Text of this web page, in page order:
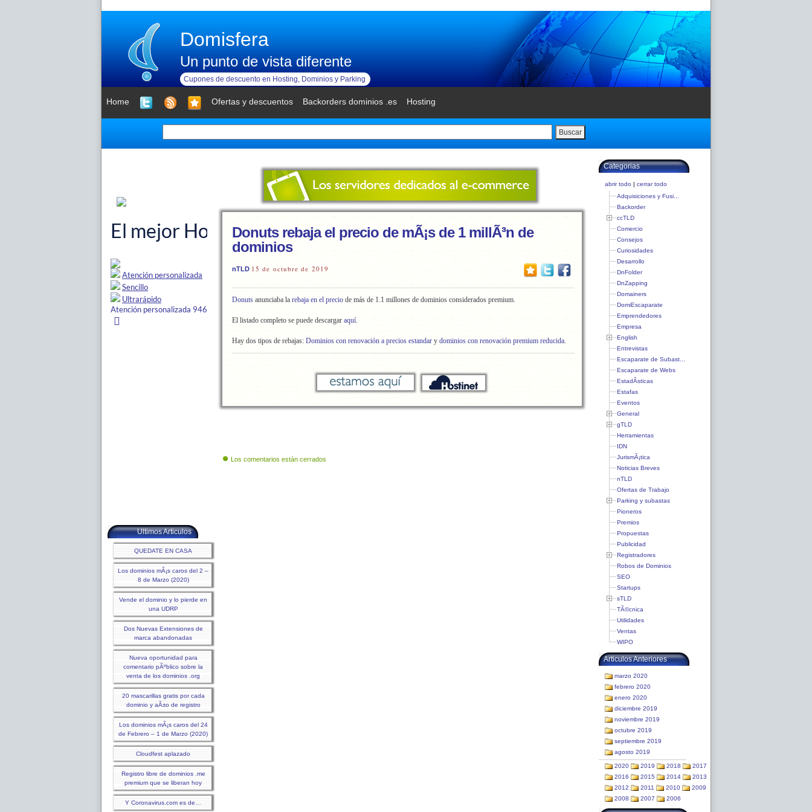
Domisfera
Un punto de vista diferente
Cupones de descuento en Hosting, Dominios y Parking
Home Ofertas y descuentos Backorders dominios .es Hosting
Buscar
Ultimos Articulos
QUEDATE EN CASA
Los dominios mÃ¡s caros del 2 –
8 de Marzo (2020)
Vende el dominio y lo pierde en
una UDRP
Dos Nuevas Extensiones de
marca abandonadas
Nueva oportunidad para
comentario pÃºblico sobre la
venta de los dominios .org
20 mascarillas gratis por cada
dominio y aÃ±o de registro
Los dominios mÃ¡s caros del 24
de Febrero – 1 de Marzo (2020)
Cloudfest aplazado
Registro libre de dominios .me
premium que se liberan hoy
Y Coronavirus.com es de…
Donuts rebaja el precio de mÃ¡s de 1 millÃ³n de
dominios
nTLD 15 de octubre de 2019
Donuts anunciaba la rebaja en el precio de más de 1.1 millones de dominios considerados premium.
El listado completo se puede descargar aquí.
Hay dos tipos de rebajas: Dominios con renovación a precios estandar y dominios con renovación premium reducida.
Los comentarios están cerrados
Categorias
abrir todo | cerrar todo
Adquisiciones y Fusi...
Backorder
ccTLD
Comercio
Consejos
Curiosidades
Desarrollo
DnFolder
DnZapping
Domainers
DomiEscaparate
Emprendedores
Empresa
English
Entrevistas
Escaparate de Subast...
Escaparate de Webs
EstadÃ­sticas
Estafas
Eventos
General
gTLD
Herramientas
IDN
JurismÃ¡tica
Noticias Breves
nTLD
Ofertas de Trabajo
Parking y subastas
Pioneros
Premios
Propuestas
Publicidad
Registradores
Robos de Dominios
SEO
Startups
sTLD
TÃ©cnica
Utilidades
Ventas
WIPO
Articulos Anteriores
marzo 2020
febrero 2020
enero 2020
diciembre 2019
noviembre 2019
octubre 2019
septiembre 2019
agosto 2019
2020 2019 2018
2017
2016
2015 2014
2013
2012
2011 2010
2009
2008
2007 2006